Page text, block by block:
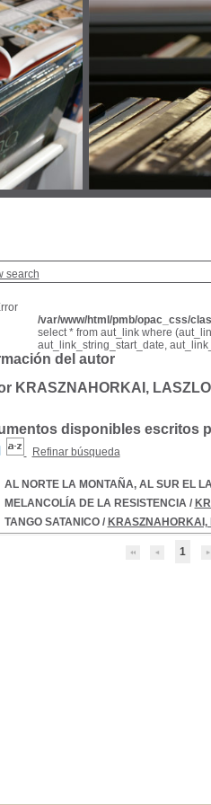
search
/var/www/html/pmb/opac_css/
select * from aut_link where
aut_link_string_start_date,
del autor
KRASZNAHORKAI,
disponibles escritos
Refinar búsqueda
AL NORTE LA MONTAÑA, AL SUR EL
MELANCOLÍA DE LA RESISTENCIA/
TANGO SATANICO/ KRASZNAHORKAI,
1